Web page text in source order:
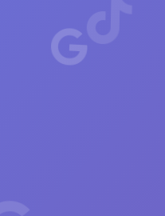
रुझानों को उजागर करें